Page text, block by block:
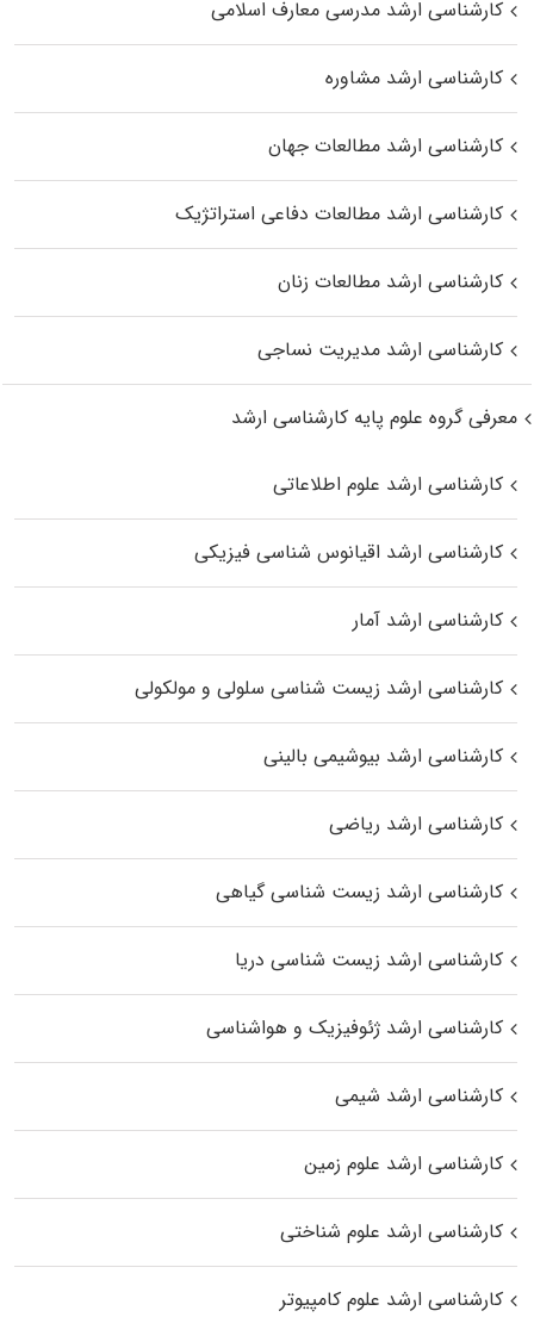
کارشناسی ارشد مدرسی معارف اسلامی
کارشناسی ارشد مشاوره
کارشناسی ارشد مطالعات جهان
کارشناسی ارشد مطالعات دفاعی استراتژیک
کارشناسی ارشد مطالعات زنان
کارشناسی ارشد مدیریت نساجی
معرفی گروه علوم پایه کارشناسی ارشد
کارشناسی ارشد علوم اطلاعاتی
کارشناسی ارشد اقیانوس‌ شناسی فیزیکی
کارشناسی ارشد آمار
کارشناسی ارشد زیست شناسی سلولی و مولکولی
کارشناسی ارشد بیوشیمی بالینی
کارشناسی ارشد ریاضی
کارشناسی ارشد زیست‌ شناسی گیاهی
کارشناسی ارشد زیست‌ شناسی دریا
کارشناسی ارشد ژئوفیزیک و هواشناسی
کارشناسی ارشد شیمی
کارشناسی ارشد علوم زمین
کارشناسی ارشد علوم شناختی
کارشناسی ارشد علوم کامپیوتر